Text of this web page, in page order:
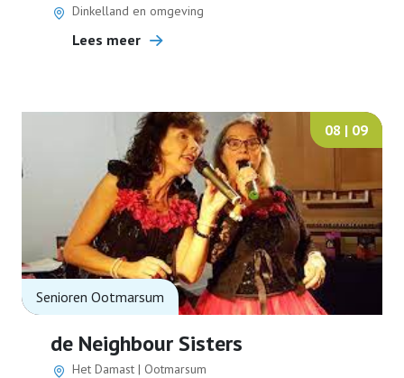
Dinkelland en omgeving
Lees meer
08 | 09
Senioren Ootmarsum
de Neighbour Sisters
Het Damast | Ootmarsum